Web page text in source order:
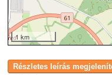
1 km